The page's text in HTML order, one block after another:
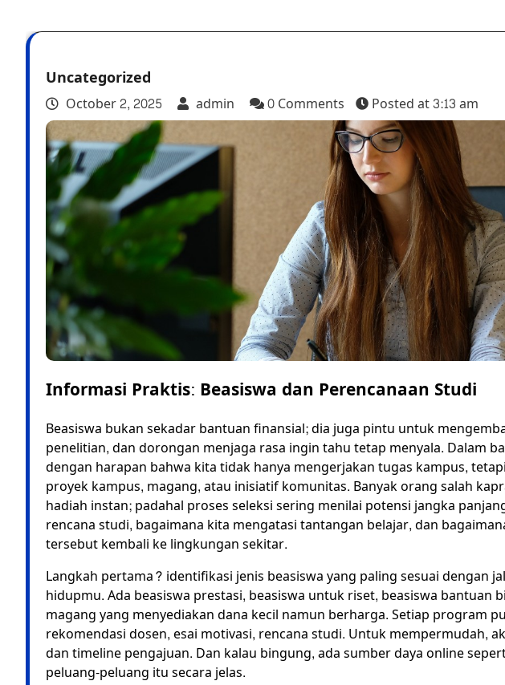
Uncategorized
October 2, 2025 admin 0 Comments Posted at3:13 am
Informasi Praktis: Beasiswa dan Perencanaan Studi
Beasiswa bukan sekadar bantuan finansial; dia juga pintu untuk
penelitian, dan dorongan menjaga rasa ingin tahu tetap menyala. Dalam
dengan harapan bahwa kita tidak hanya mengerjakan tugas kampus,
proyek kampus, magang, atau inisiatif komunitas. Banyak orang salah
hadiah instan; padahal proses seleksi sering menilai potensi jangka
rencana studi, bagaimana kita mengatasi tantangan belajar, dan
tersebut kembali ke lingkungan sekitar.
Langkah pertama? identifikasi jenis beasiswa yang paling sesuai dengan
hidupmu. Ada beasiswa prestasi, beasiswa untuk riset, beasiswa bantuan
magang yang menyediakan dana kecil namun berharga. Setiap program
rekomendasi dosen, esai motivasi, rencana studi. Untuk mempermudah,
dan timeline pengajuan. Dan kalau bingung, ada sumber daya online
peluang-peluang itu secara jelas.